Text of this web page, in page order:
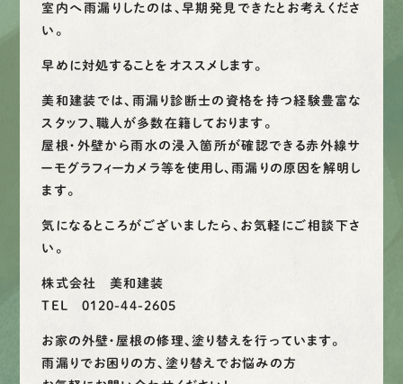
室内へ雨漏りしたのは、早期発見できたとお考えくださ
い。
早めに対処することをオススメします。
美和建装では、雨漏り診断士の資格を持つ経験豊富な
スタッフ、職人が多数在籍しております。
屋根・外壁から雨水の浸入箇所が確認できる赤外線サ
ーモグラフィーカメラ等を使用し、雨漏りの原因を解明し
ます。
気になるところがございましたら、お気軽にご相談下さ
い。
株式会社 美和建装
TEL 0120-44-2605
お家の外壁・屋根の修理、塗り替えを行っています。
雨漏りでお困りの方、塗り替えでお悩みの方